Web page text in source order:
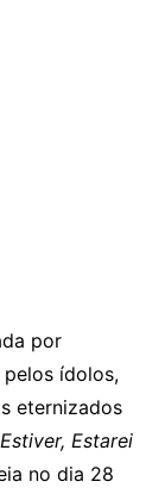
por
ídolos,
eternizados
Estarei
no dia 28